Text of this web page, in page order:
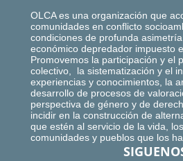
OLCA es una organización que
comunidades en conflicto
condiciones de profunda
económico depredador impuesto
Promovemos la participación y el
colectivo, la sistematización y el
experiencias y conocimientos, la
desarrollo de procesos de
perspectiva de género y de
incidir en la construcción de
que estén al servicio de la vida,
comunidades y pueblos que los